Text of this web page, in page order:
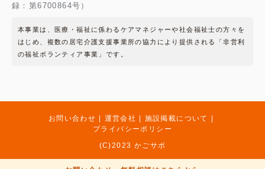
録：第6700864号）
本事業は、医療・福祉に係わるケアマネジャーや社会福祉士の方々を
はじめ、複数の居宅介護支援事業所の協力により提供される「非営利
の福祉ボランティア事業」です。
お問い合わせ 運営会社
施設掲載について
プライバシーポリシー
(C)2023 かごサポ